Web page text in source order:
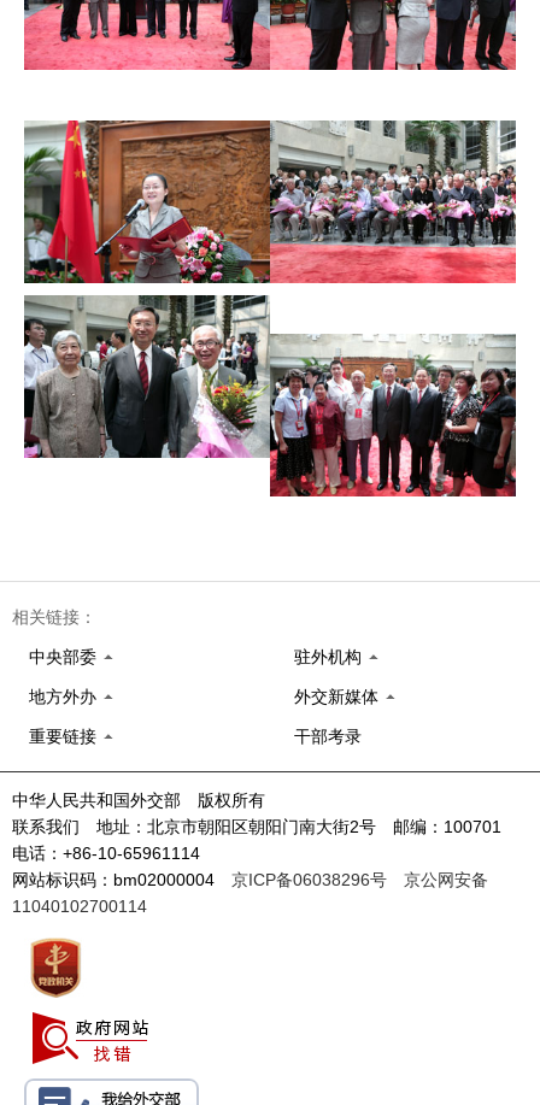
相关链接：
中央部委 驻外机构
地方外办 外交新媒体
重要链接 干部考录
中华人民共和国外交部 版权所有
联系我们 地址：北京市朝阳区朝阳门南大街2号 邮编：100701
电话：+86-10-65961114
网站标识码：bm02000004 京ICP备06038296号
京公网安备
11040102700114